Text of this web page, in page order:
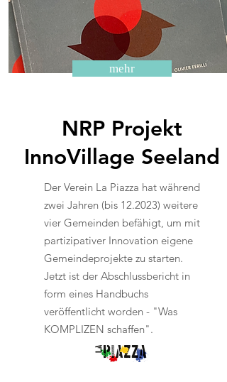
mehr
NRP Projekt
InnoVillage Seeland
Der Verein La Piazza hat während
zwei Jahren (bis 12.2023) weitere
vier Gemeinden befähigt, um mit
partizipativer Innovationeigene
Gemeindeprojekte zu starten.
Jetzt ist der Abschlussbericht in
form eines Handbuchs
veröffentlicht worden - "Was
KOMPLIZEN schaffen".